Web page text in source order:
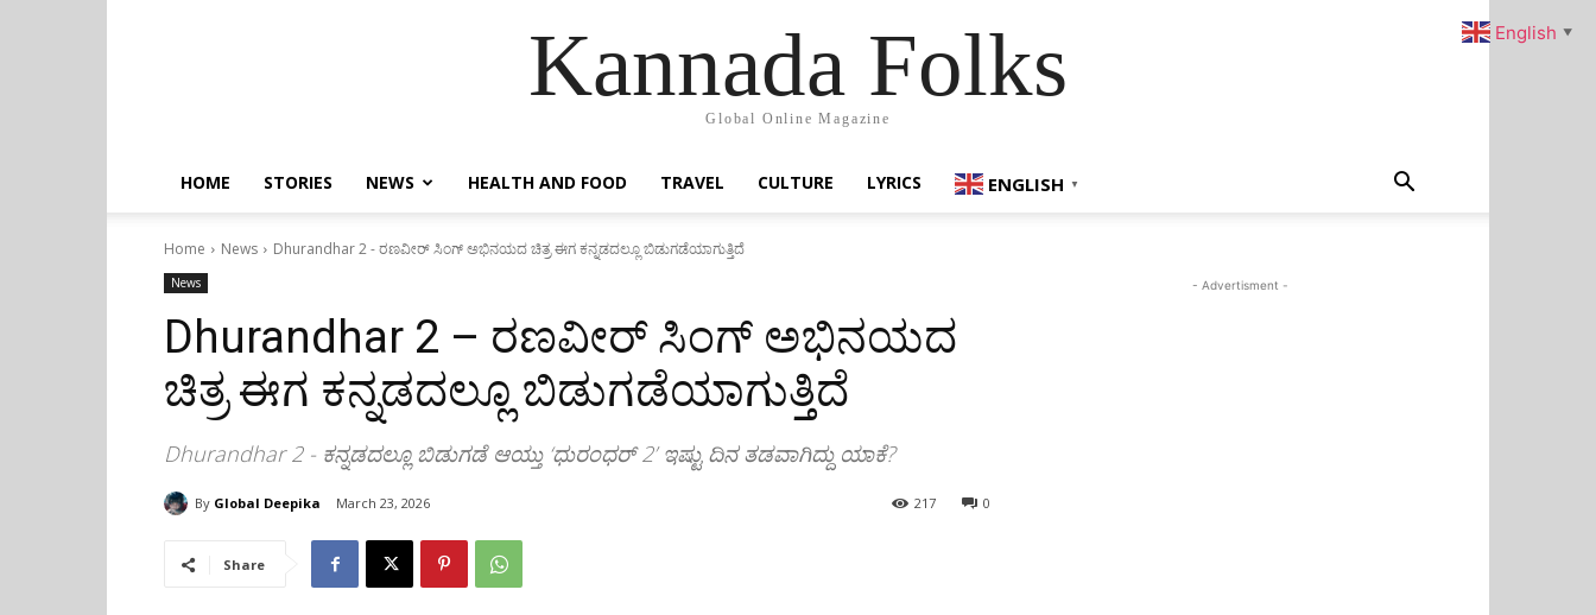
Kannada Folks
Global Online Magazine
HOME STORIES NEWS HEALTH AND FOOD TRAVEL CULTURE LYRICS ENGLISH ▼
Home News Dhurandhar 2 - ರಣವೀರ್ ಸಿಂಗ್ ಅಭಿನಯದ ಚಿತ್ರ ಈಗ ಕನ್ನಡದಲ್ಲೂ ಬಿಡುಗಡೆಯಾಗುತ್ತಿದೆ
News
Dhurandhar 2 – ರಣವೀರ್ ಸಿಂಗ್ ಅಭಿನಯದ
ಚಿತ್ರ ಈಗ ಕನ್ನಡದಲ್ಲೂ ಬಿಡುಗಡೆಯಾಗುತ್ತಿದೆ
Dhurandhar 2 - ಕನ್ನಡದಲ್ಲೂ ಬಿಡುಗಡೆ ಆಯ್ತು ‘ಧುರಂಧರ್ 2’ ಇಷ್ಟು ದಿನ ತಡವಾಗಿದ್ದು ಯಾಕೆ?
By Global Deepika March 23, 2026 0
217
Share
- Advertisment -
English ▼